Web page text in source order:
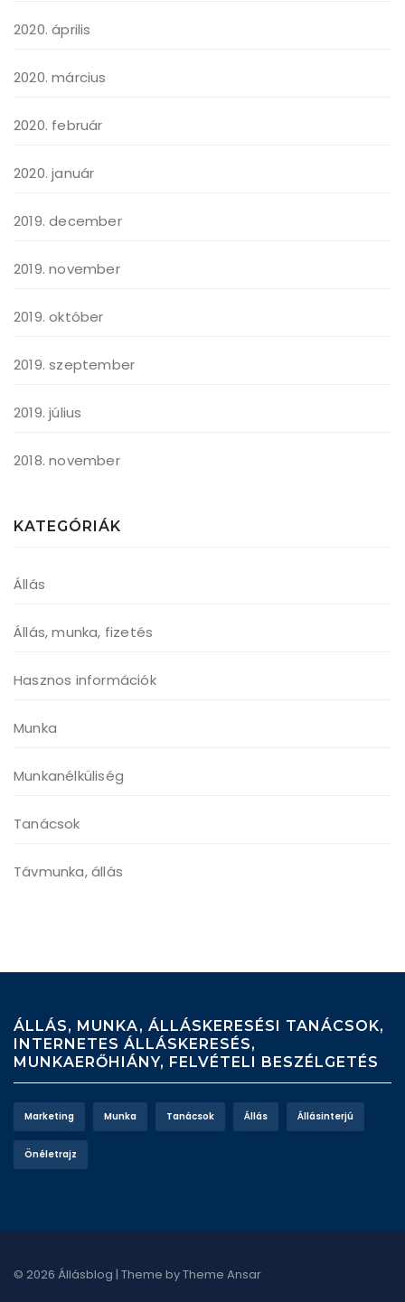
2020. április
2020. március
2020. február
2020. január
2019. december
2019. november
2019. október
2019. szeptember
2019. július
2018. november
KATEGÓRIÁK
Állás
Állás, munka, fizetés
Hasznos információk
Munka
Munkanélküliség
Tanácsok
Távmunka, állás
ÁLLÁS, MUNKA, ÁLLÁSKERESÉSI TANÁCSOK,
INTERNETES ÁLLÁSKERESÉS,
MUNKAERŐHIÁNY, FELVÉTELI BESZÉLGETÉS
Marketing Munka Tanácsok Állás Állásinterjú
Önéletrajz
© 2026 Állásblog | Theme byTheme Ansar